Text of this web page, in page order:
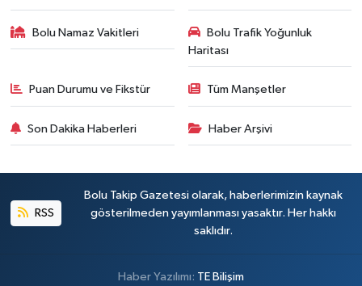
Bolu Namaz Vakitleri
Bolu Trafik Yoğunluk
Haritası
Puan Durumu ve Fikstür Tüm Manşetler
Son Dakika Haberleri Haber Arşivi
RSS
Bolu Takip Gazetesi olarak, haberlerimizin kaynak
gösterilmeden yayımlanması yasaktır. Her hakkı
saklıdır.
Haber Yazılımı: TE Bilişim